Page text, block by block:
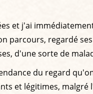
et j'ai
parcours, regardé
d'une sorte de
du regard
et légitimes,